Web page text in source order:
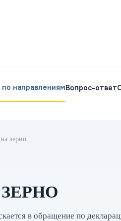
направлениямВопрос-ответ
зерно
в обращение по